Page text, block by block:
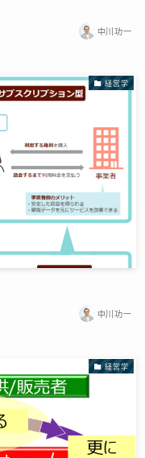
中川功一
経営学
中川功一
経営学